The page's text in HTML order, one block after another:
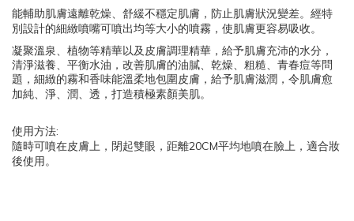
能輔助肌膚遠離乾燥、舒緩不穩定肌膚，防止肌膚狀況變差。經特
別設計的細緻噴嘴可噴出均等大小的噴霧，使肌膚更容易吸收。
凝聚溫泉、植物等精華以及皮膚調理精華，給予肌膚充沛的水分，
清淨滋養、平衡水油，改善肌膚的油膩、乾燥、粗糙、青春痘等問
題，細緻的霧和香味能溫柔地包圍皮膚，給予肌膚滋潤，令肌膚愈
加純、淨、潤、透，打造積極素顏美肌。
使用方法:
隨時可噴在皮膚上，閉起雙眼，距離20CM平均地噴在臉上，適合妝
後使用。